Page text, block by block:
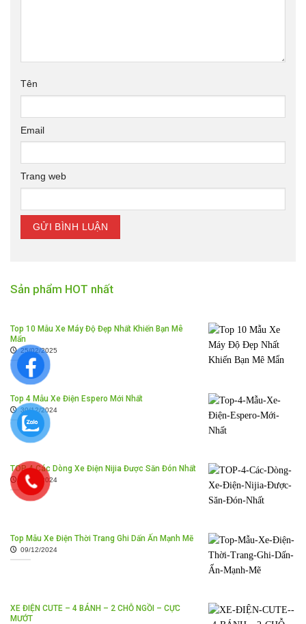
Tên
Email
Trang web
Sản phẩm HOT nhất
Top 10 Mẫu Xe Máy Độ Đẹp Nhất Khiến Bạn Mê
Mẩn
25/02/2025
Top 4 Mẫu Xe Điện Espero Mới Nhất
30/12/2024
TOP 4 Các Dòng Xe Điện Nijia Được Săn Đón Nhất
26/12/2024
Top Mẫu Xe Điện Thời Trang Ghi Dấn Ấn Mạnh Mẽ
09/12/2024
XE ĐIỆN CUTE – 4 BÁNH – 2 CHỖ NGỒI – CỰC
MƯỚT